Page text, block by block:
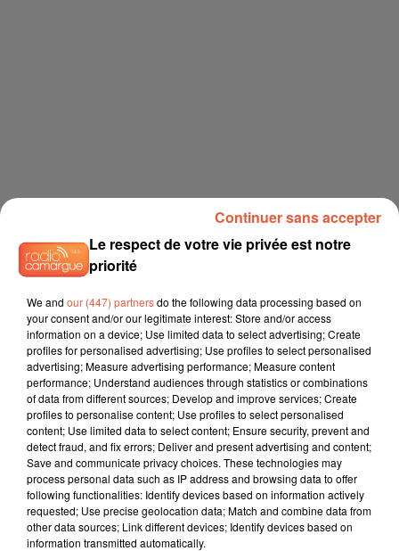
Le respect de votre vie privée est notre
priorité
We and our (447) partnersdo the following data processing based on
your consent and/or our legitimate interest: Store and/or access
information on a device; Use limited data to select advertising; Create
profiles for personalised advertising; Use profiles to select personalised
advertising; Measure advertising performance; Measure content
performance; Understand audiences through statistics or combinations
of data from different sources; Develop and improve services; Create
profiles to personalise content; Use profiles to select personalised
content; Use limited data to select content; Ensure security, prevent and
detect fraud, and fix errors; Deliver and present advertising and content;
Save and communicate privacy choices. These technologies may
process personal data such as IP address and browsing data to offer
following functionalities: Identify devices based on information actively
requested; Use precise geolocation data; Match and combine data from
other data sources; Link different devices; Identify devices based on
information transmitted automatically.
Continuer sans accepter